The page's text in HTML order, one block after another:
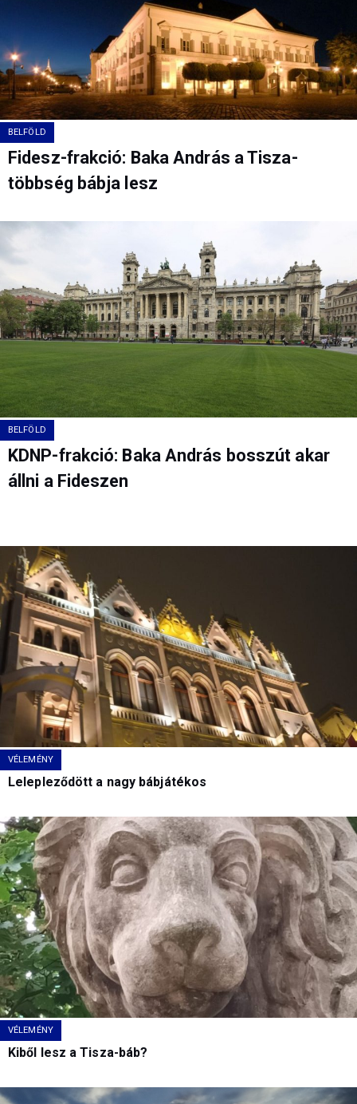
BELFÖLD
Fidesz-frakció: Baka András a Tisza-
többség bábja lesz
BELFÖLD
KDNP-frakció: Baka András bosszút akar
állni a Fideszen
VÉLEMÉNY
Lelepleződött a nagy bábjátékos
VÉLEMÉNY
Kiből lesz a Tisza-báb?